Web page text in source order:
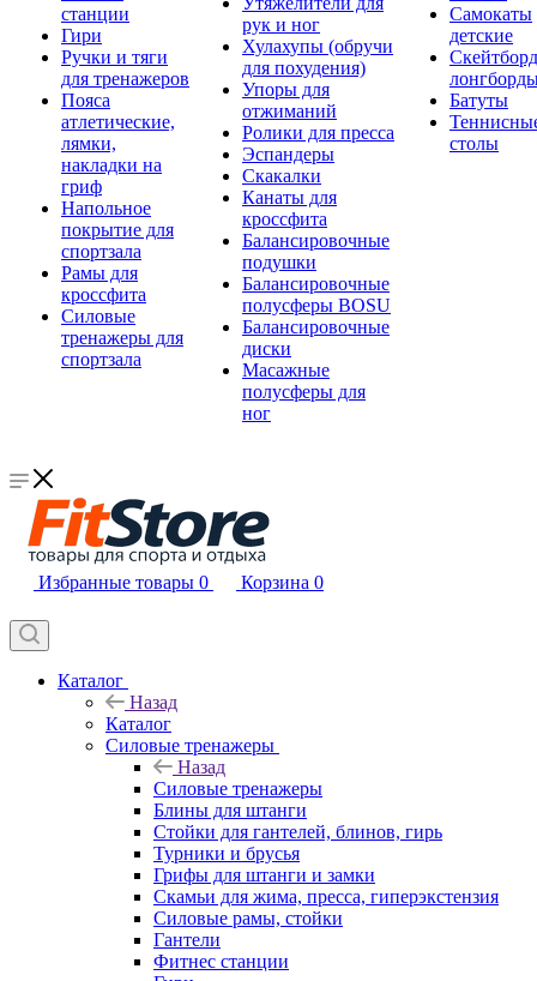
станции
Гири
Ручки и тяги
для тренажеров
Пояса
атлетические,
лямки,
накладки на
гриф
Напольное
покрытие для
спортзала
Рамы для
кроссфита
Силовые
тренажеры для
спортзала
рук и ног
Хулахупы (обручи
для похудения)
Упоры для
отжиманий
Ролики для пресса
Эспандеры
Скакалки
Канаты для
кроссфита
Балансировочные
подушки
Балансировочные
полусферы BOSU
Балансировочные
диски
Масажные
полусферы для
ног
Самокаты
детские
Батуты
столы
Избранные товары 0 Корзина 0
Каталог
Назад
Каталог
Силовые тренажеры
Назад
Силовые тренажеры
Блины для штанги
Стойки для гантелей, блинов, гирь
Турники и брусья
Грифы для штанги и замки
Скамьи для жима, пресса, гиперэкстензия
Силовые рамы, стойки
Гантели
Фитнес станции